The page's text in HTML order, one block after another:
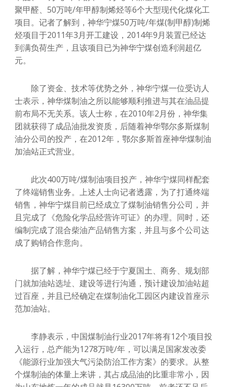
聚甲醛、50万吨/年甲醇制烯烃等6个大型现代化煤化工
项目。记者了解到，神华宁煤50万吨/年煤(制甲醇)制烯
烃项目于2011年3月开工建设，2014年9月装置已经达
到满负荷生产，且该项目已为神华宁煤创造利润超亿
元。
除了资金、技术等优势之外，神华宁煤一位受访人
士表示，神华煤制油之所以能够顺利推进与其在油品提
前布局不无关系。该人士称，在2010年2月份，神华集
团就获得了成品油批发资质，后随着神华鄂尔多斯煤制
油分公司的投产，在2012年，鄂尔多斯首座神华煤制油
加油站正式营业。
此次400万吨/煤制油项目投产，神华宁煤同样配套
了终端销售业务。上述人士向记者透露，为了打通终端
销售，神华宁煤目前已经成立了煤制油销售分公司，并
且完成了《危险化学品经营许可证》的办理。同时，还
编制完成了混合柴油产品销售方案，并且与多个公司达
成了购销合作意向。
据了解，神华宁煤已经于宁夏国土、商务、规划部
门就加油站选址、建设等进行沟通，预计建设加油站超
过百座，并且已经确定在煤制油化工园区内建设首座示
范加油站。
李静表示，中国煤制油行业2017年将有12个项目投
入运行，总产能为1278万吨/年，可以满足国家发改委
《能源行业加强大气污染防治工作方案》的要求。从整
个煤制油的体量上来讲，其占成品油的比重非常小，因